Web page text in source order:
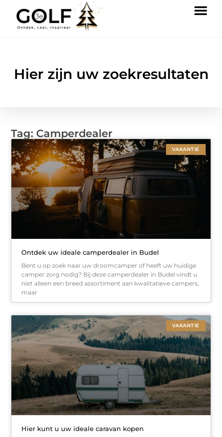
Hier zijn uw zoekresultaten
Tag: Camperdealer
VAKANTIE
Ontdek uw ideale camperdealer in Budel
Bent u op zoek naar uw droomcamper of heeft uw huidige
camper zorg nodig? Bij deze camperdealer in Budel vindt u
niet alleen een breed assortiment aan kwalitatieve campers,
maar
VAKANTIE
Hier kunt u uw ideale caravan kopen